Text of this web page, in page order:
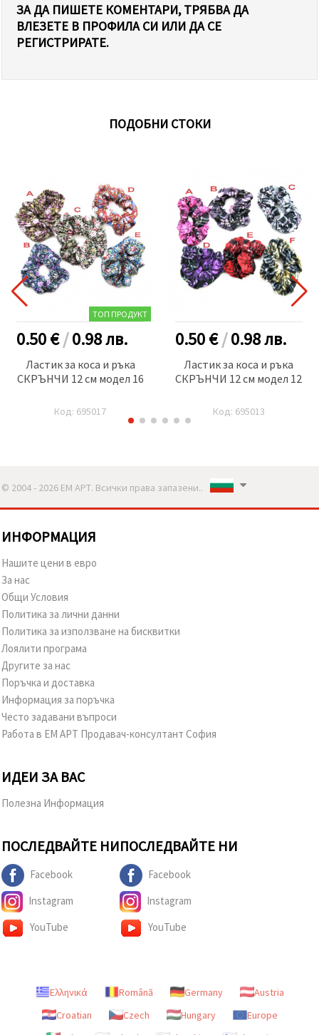
ЗА ДА ПИШЕТЕ КОМЕНТАРИ, ТРЯБВА ДА
ВЛЕЗЕТЕ В ПРОФИЛА СИ ИЛИ ДА СЕ
РЕГИСТРИРАТЕ.
ПОДОБНИ СТОКИ
ТОП ПРОДУКТ
0.50 €/0.98лв.
Ластик за коса и ръка
СКРЪНЧИ 12 см модел 16
Код: 695017
0.50 €/0.98лв.
Ластик за коса и ръка
СКРЪНЧИ 12 см модел 12
Код: 695013
© 2004 - 2026 ЕМ АРТ. Всички права запазени..
ИНФОРМАЦИЯ
Нашите цени в евро
За нас
Общи Условия
Политика за лични данни
Политика за използване на бисквитки
Лоялити програма
Другите за нас
Поръчка и доставка
Информация за поръчка
Често задавани въпроси
Работа в ЕМ АРТ Продавач-консултант София
ИДЕИ ЗА ВАС
Полезна Информация
ПОСЛЕДВАЙТЕ НИ
Facebook
Instagram
YouTube
ПОСЛЕДВАЙТЕ НИ
Facebook
Instagram
YouTube
Ελληνικά Română Germany
Austria
Croatian
Czech Hungary
Europe